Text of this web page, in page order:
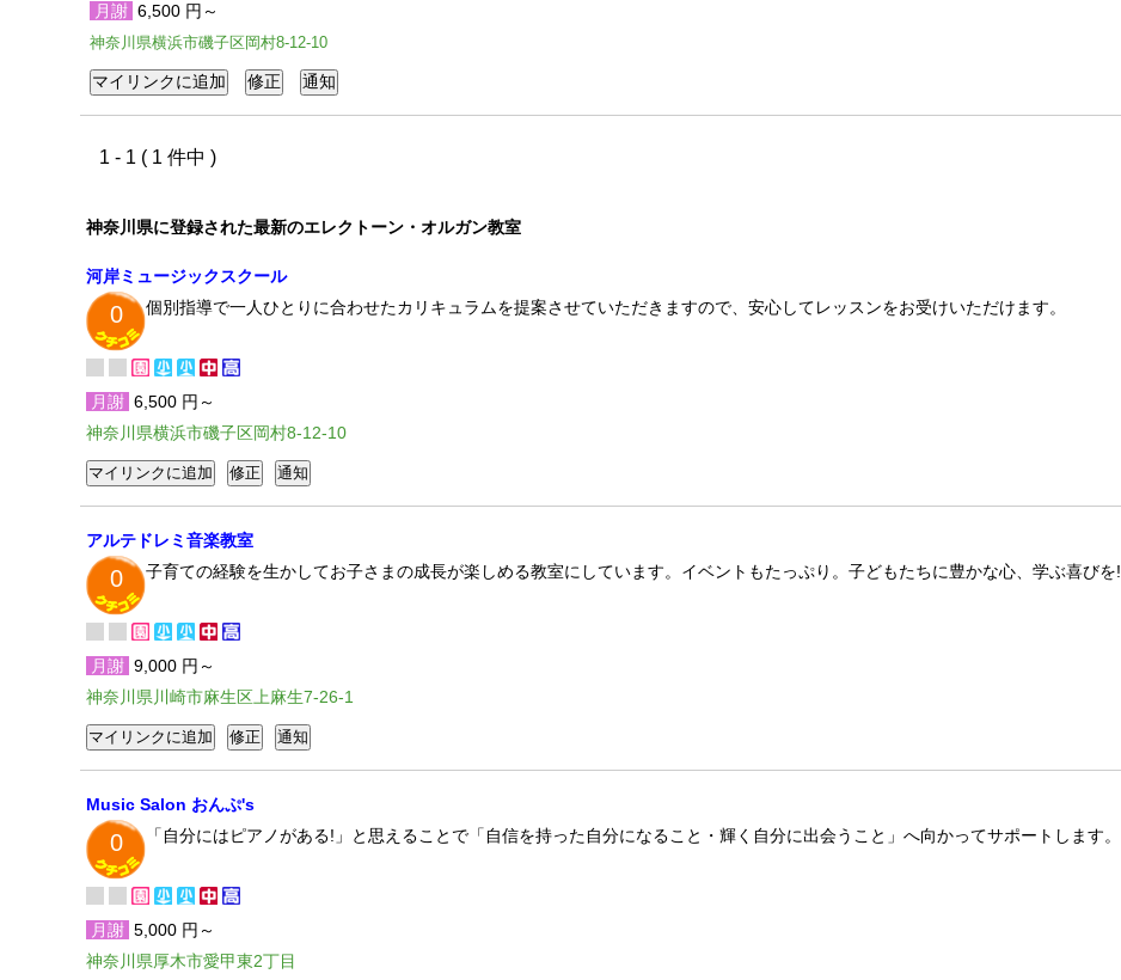
月謝 6,500 円～
神奈川県横浜市磯子区岡村8-12-10
1 - 1 ( 1 件中 )
神奈川県に登録された最新のエレクトーン・オルガン教室
河岸ミュージックスクール
0 個別指導で一人ひとりに合わせたカリキュラムを提案させていただきますので、安心してレッスンをお受けいただけます。
月謝 6,500 円～
神奈川県横浜市磯子区岡村8-12-10
アルテドレミ音楽教室
0 子育ての経験を生かしてお子さまの成長が楽しめる教室にしています。イベントもたっぷり。子どもたちに豊かな心、学ぶ喜びを!
月謝 9,000 円～
神奈川県川崎市麻生区上麻生7-26-1
Music Salon おんぷ's
0 「自分にはピアノがある!」と思えることで「自信を持った自分になること・輝く自分に出会うこと」へ向かってサポートします。
月謝 5,000 円～
神奈川県厚木市愛甲東2丁目